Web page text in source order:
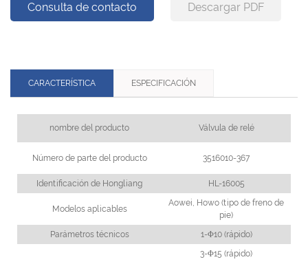
Consulta de contacto Descargar PDF
CARACTERÍSTICA ESPECIFICACIÓN
nombre del producto Válvula de relé
Número de parte del producto 3516010-367
Identificación de Hongliang HL-16005
Modelos aplicables
Aowei, Howo (tipo de freno de
pie)
Parámetros técnicos
1-Φ10 (rápido)
3-Φ15 (rápido)